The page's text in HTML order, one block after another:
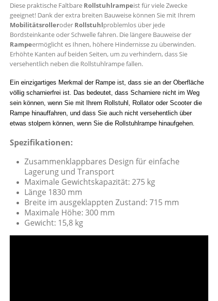
Diese praktische Faltbare Rollstuhlrampeist für viele Zwecke
geeignet! Dank der extra breiten Bauweise können Sie mit Ihrem
Mobilitätsrolleroder Rollstuhlproblemlos über jede
Bordsteinkante oder Schwelle fahren. Die längere Bauweise der
Rampeermöglicht es Ihnen, höhere Hindernisse zu überwinden.
Erhöhte Kanten auf beiden Seiten, um zu verhindern, dass Sie
versehentlich neben die Rollstuhlrampe fallen.
Ein einzigartiges Merkmal der Rampe ist, dass sie an derOberfläche
völlig scharnierfrei ist. Das bedeutet, dass Scharniere nicht im Weg
sein können, wenn Sie mit Ihrem Rollstuhl, Rollator oder Scooter die
Rampe hinauffahren, und dass Sie auch nicht versehentlich über
etwas stolpern können, wenn Sie die Rollstuhlrampe hinaufgehen.
Spezifikationen:
Zusammenklappbares Design für einfache
Lagerung und Transport
Maximale Gewichtskapazität: 275 kg
Länge 1830 mm
Breite im ausgeklappten Zustand: 715 mm
Maximale Höhe: 300 mm
Gewicht: 15,8 kg